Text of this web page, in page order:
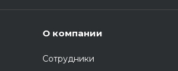
О компании
Сотрудники